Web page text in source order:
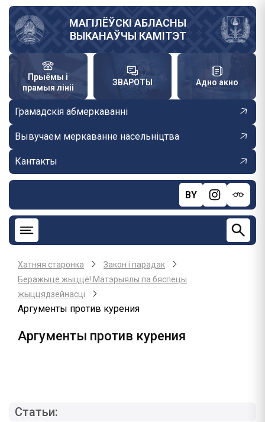
Skip
main
content
МАГІЛЁЎСКІ АБЛАСНЫ
ВЫКАНАЎЧЫ КАМІТЭТ
Прыёмы і
прамыя лініі
ЗВАРОТЫ Адно акно
Грамадскія абмеркаванні
Вывучаем меркаванне насельніцтва
Кантакты
BY
Хатняя старонка
Закон і парадак
Беражыце жыццё! Матэрыялы па бяспецы
жыццядзейнасці
Аргументы против курения
Аргументы против курения
Статьи: